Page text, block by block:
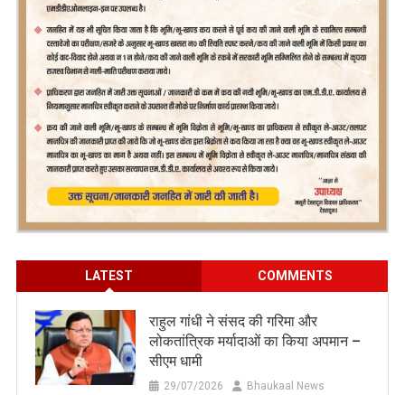
LATEST COMMENTS
राहुल गांधी ने संसद की गरिमा और
लोकतांत्रिक मर्यादाओं का किया अपमान –
सीएम धामी
29/07/2026 Bhaukaal News